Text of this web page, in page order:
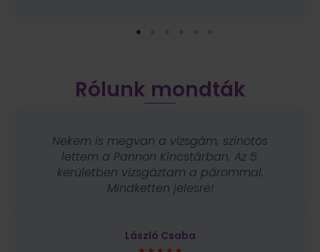
Rólunk mondták
Nekem is megvan a vizsgám, színötös
lettem a Pannon Kincstárban. Az 5.
kerületben vizsgáztam a párommal.
Mindketten jelesre!
László Csaba